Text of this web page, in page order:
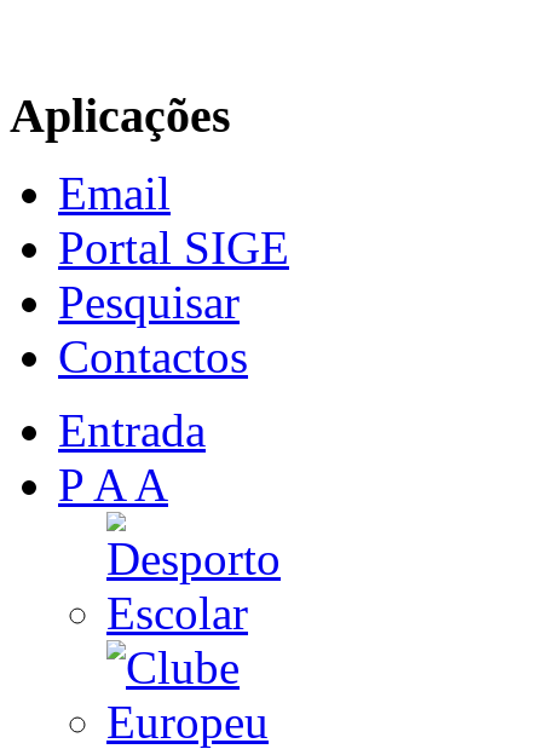
Aplicações
Email
Portal SIGE
Pesquisar
Contactos
Entrada
P A A